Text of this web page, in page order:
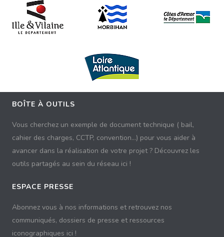
BOÎTE À OUTILS
Vous cherchez un exemple de document technique ( bail,
cahier des charges, CCTP, convention...) pour vous aider à
avancer dans la réalisation de votre projet ? Découvrez les
outils partagés au sein du réseau ici !
ESPACE PRESSE
Abonnez vous à nos informations et retrouvez nos
communiqués, dossiers de presse et ressources
iconographiques ici !